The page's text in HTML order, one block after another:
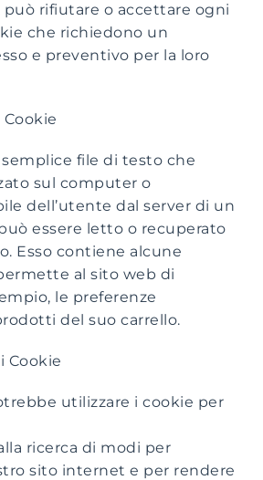
può rifiutare o accettare ogni
che richiedono un
e preventivo per la loro
Cookie
file di testo che
sul computer o
dell’utente dal server di un
essere letto o recuperato
Esso contiene alcune
al sito web di
le preferenze
del suo carrello.
Cookie
utilizzare i cookie per
ricerca di modi per
sito internet e per rendere